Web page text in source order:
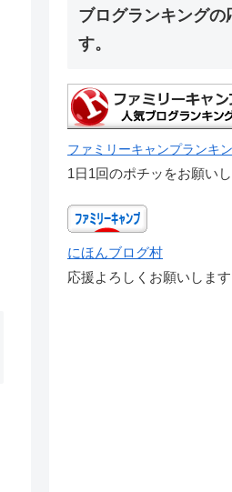
ブログランキングの
す。
ファミリーキャンプランキ
1日1回のポチッをお願いし
にほんブログ村
応援よろしくお願いします